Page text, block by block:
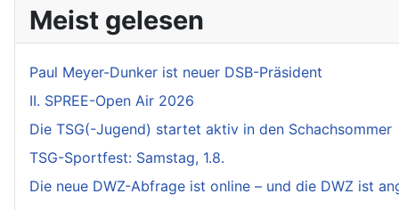
Meist gelesen
Paul Meyer-Dunker ist neuer DSB-Präsident
II. SPREE-Open Air 2026
Die TSG(-Jugend) startet aktiv in den Schachsommer
TSG-Sportfest: Samstag, 1.8.
Die neue DWZ-Abfrage ist online – und die DWZ ist